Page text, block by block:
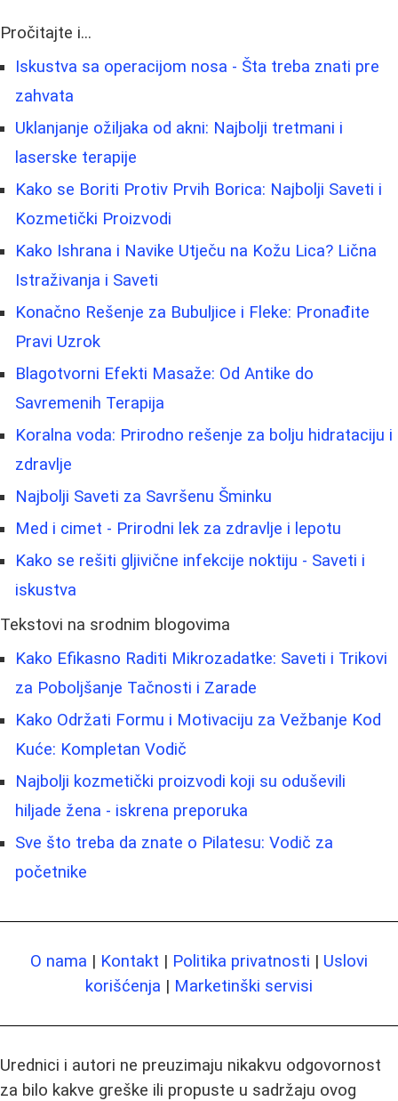
Pročitajte i...
Iskustva sa operacijom nosa - Šta treba znati pre
zahvata
Uklanjanje ožiljaka od akni: Najbolji tretmani i
laserske terapije
Kako se Boriti Protiv Prvih Borica: Najbolji Saveti i
Kozmetički Proizvodi
Kako Ishrana i Navike Utječu na Kožu Lica? Lična
Istraživanja i Saveti
Konačno Rešenje za Bubuljice i Fleke: Pronađite
Pravi Uzrok
Blagotvorni Efekti Masaže: Od Antike do
Savremenih Terapija
Koralna voda: Prirodno rešenje za bolju hidrataciju i
zdravlje
Najbolji Saveti za Savršenu Šminku
Med i cimet - Prirodni lek za zdravlje i lepotu
Kako se rešiti gljivične infekcije noktiju - Saveti i
iskustva
Tekstovi na srodnim blogovima
Kako Efikasno Raditi Mikrozadatke: Saveti i Trikovi
za Poboljšanje Tačnosti i Zarade
Kako Održati Formu i Motivaciju za Vežbanje Kod
Kuće: Kompletan Vodič
Najbolji kozmetički proizvodi koji su oduševili
hiljade žena - iskrena preporuka
Sve što treba da znate o Pilatesu: Vodič za
početnike
O nama | Kontakt | Politika privatnosti | Uslovi
korišćenja | Marketinški servisi
Urednici i autori ne preuzimaju nikakvu odgovornost
za bilo kakve greške ili propuste u sadržaju ovog